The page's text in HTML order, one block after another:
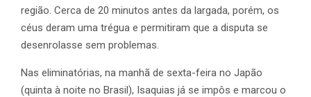
região. Cerca de 20 minutos antes da largada, porém, os
céus deram uma trégua e permitiram que a disputa se
desenrolasse sem problemas.
Nas eliminatórias, na manhã de sexta-feira no Japão
(quinta à noite no Brasil), Isaquias já se impôs e marcou o